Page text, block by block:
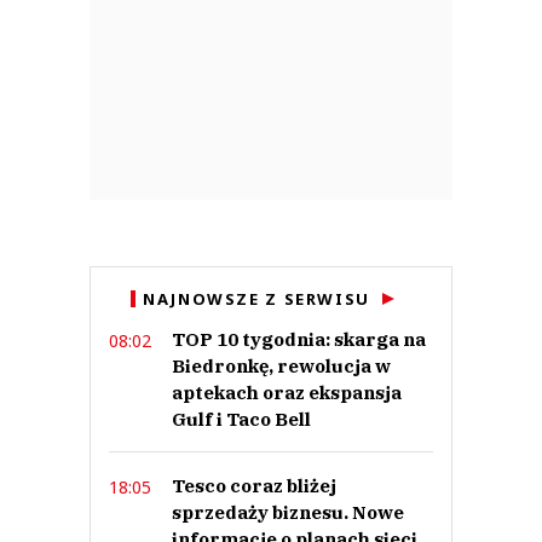
08:02
TOP 10 tygodnia: skarga na
aptekach oraz ekspansja
Gulf i Taco Bell
informacje o planach sieci
w CEE